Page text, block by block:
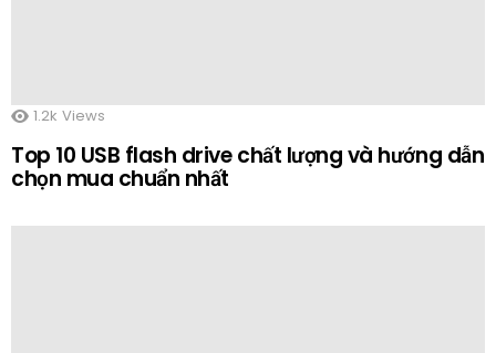
1.2k Views
Top 10 USB flash drive chất lượng và hướng dẫn
chọn mua chuẩn nhất